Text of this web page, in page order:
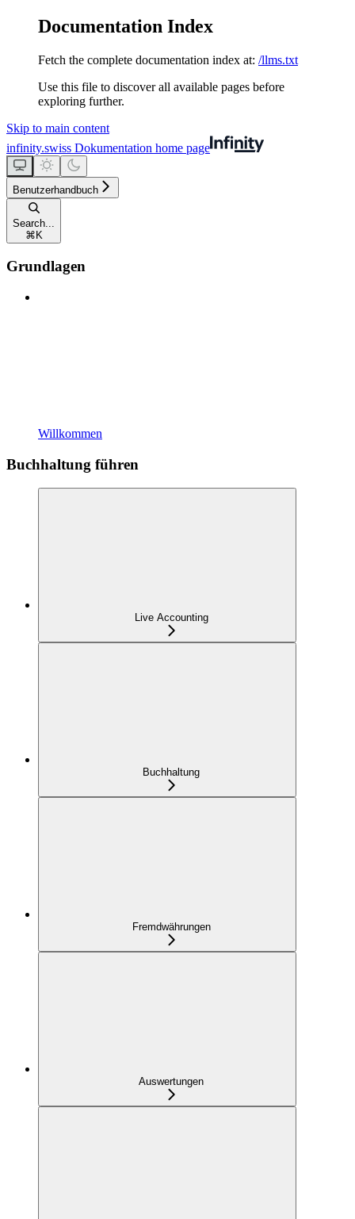
Documentation Index
Fetch the complete documentation index at: /llms.txt
Use this file to discover all available pages before
exploring further.
Skip to main content
infinity.swiss Dokumentation home page
Benutzerhandbuch
Search...
⌘K
Grundlagen
Willkommen
Buchhaltung führen
Live Accounting
Buchhaltung
Fremdwährungen
Auswertungen